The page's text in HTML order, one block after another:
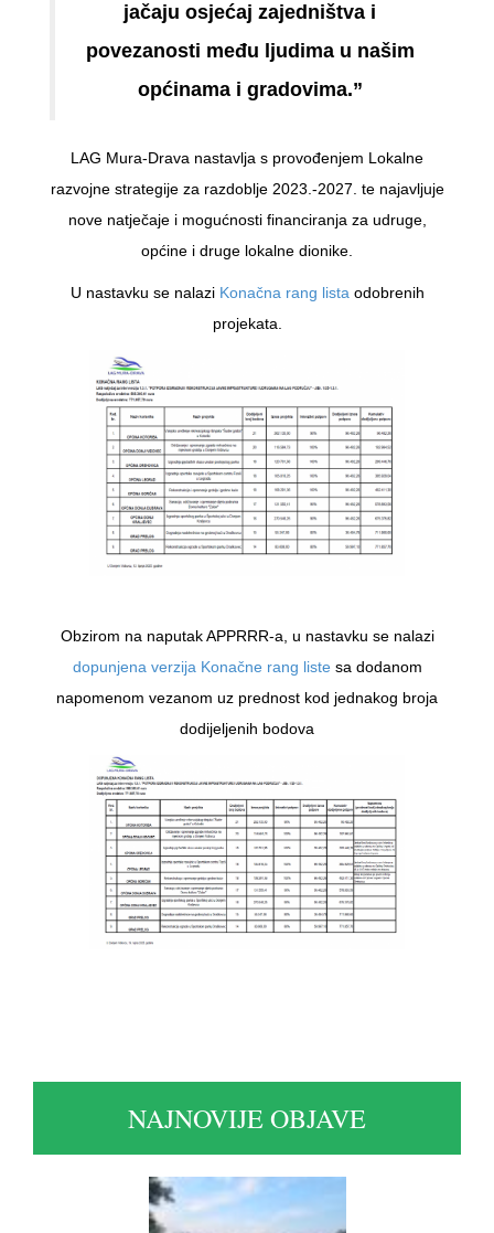
jačaju osjećaj zajedništva i
povezanosti među ljudima u našim
općinama i gradovima.”
LAG Mura-Drava nastavlja s provođenjem Lokalne
razvojne strategije za razdoblje 2023.-2027. te najavljuje
nove natječaje i mogućnosti financiranja za udruge,
općine i druge lokalne dionike.
U nastavku se nalazi Konačna rang lista odobrenih
projekata.
Obzirom na naputak APPRRR-a, u nastavku se nalazi
dopunjena verzija Konačne rang liste sa dodanom
napomenom vezanom uz prednost kod jednakog broja
dodijeljenih bodova
NAJNOVIJE OBJAVE